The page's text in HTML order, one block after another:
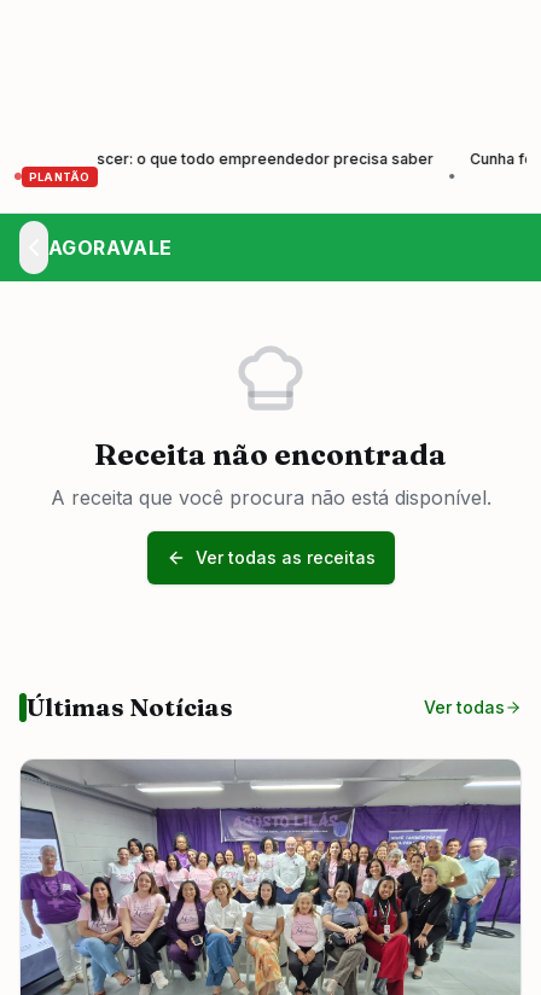
PLANTÃO
e Crescer: o que todo empreendedor precisa saber
Cunha forma
AGORAVALE
Receita não encontrada
A receita que você procura não está disponível.
Ver todas as receitas
Últimas Notícias Ver todas